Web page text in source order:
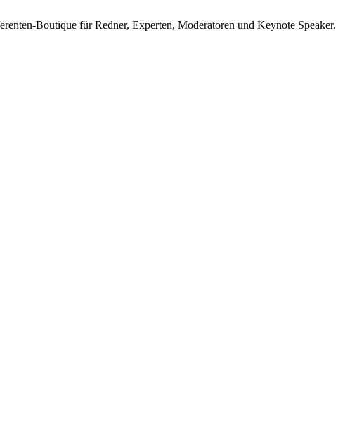
Boutique für Redner, Experten, Moderatoren und Keynote Speaker.